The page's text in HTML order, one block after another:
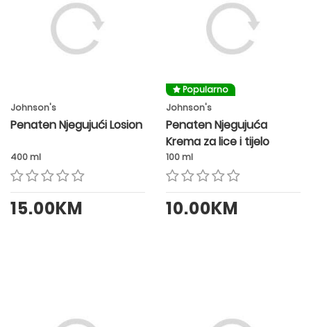
Johnson's
Penaten Njegujući Losion
400 ml
15.00KM
Popularno
Johnson's
Penaten Njegujuća
Krema za lice i tijelo
100 ml
10.00KM